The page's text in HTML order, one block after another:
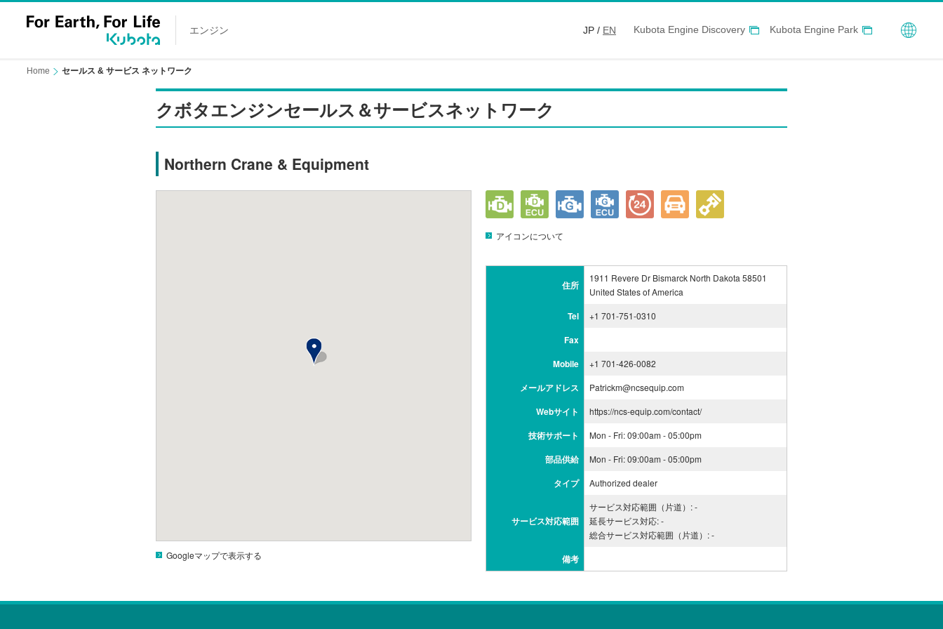
エンジン JP / EN Kubota Engine Discovery Kubota Engine Park
Home セールス & サービス ネットワーク
クボタエンジンセールス＆サービスネットワーク
Northern Crane & Equipment
Googleマップで表示する
アイコンについて
住所
1911 Revere Dr Bismarck North Dakota 58501
United States of America
Tel +1 701-751-0310
Fax
Mobile
+1 701-426-0082
メールアドレス Patrickm@ncsequip.com
Webサイト https://ncs-equip.com/contact/
技術サポート Mon - Fri: 09:00am - 05:00pm
部品供給 Mon - Fri: 09:00am - 05:00pm
タイプ Authorized dealer
サービス対応範囲
サービス対応範囲（片道）: -
延長サービス対応: -
総合サービス対応範囲（片道）: -
備考